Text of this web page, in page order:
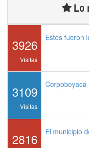
Lo
3926
Visitas
Estos fueron
3109
Visitas
2816 El municipio